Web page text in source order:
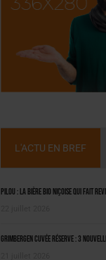
L'ACTU EN BREF
Pilou : la bière bio niçoise qui fait
Grimbergen Cuvée Réserve : 3